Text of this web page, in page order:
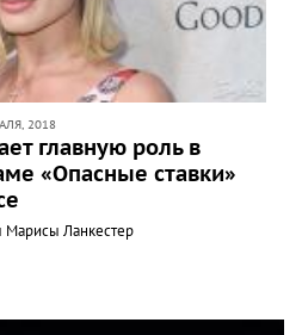
2018
главную роль в
«Опасные ставки»
Марисы Ланкестер